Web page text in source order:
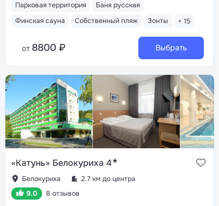
Парковая территория
Баня русская
Финская сауна
Собственный пляж Зонты + 15
от 8800 ₽ Выбрать
«Катунь» Белокуриха 4★
Белокуриха
2.7 км до центра
9.0
8 отзывов